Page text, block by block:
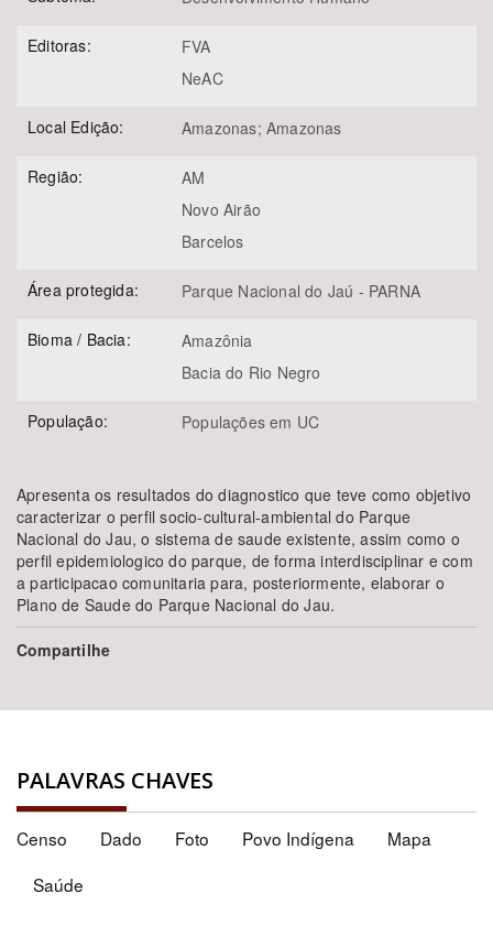
Editoras:
FVA
NeAC
Local Edição: Amazonas; Amazonas
Região:
AM
Novo Airão
Barcelos
Área protegida: Parque Nacional do Jaú - PARNA
Bioma / Bacia:
Amazônia
Bacia do Rio Negro
População: Populações em UC
Apresenta os resultados do diagnostico que teve como objetivo
caracterizar o perfil socio-cultural-ambiental do Parque
Nacional do Jau, o sistema de saude existente, assim como o
perfil epidemiologico do parque, de forma interdisciplinar e com
a participacao comunitaria para, posteriormente, elaborar o
Plano de Saude do Parque Nacional do Jau.
Compartilhe
PALAVRAS CHAVES
Censo Dado Foto Povo Indígena
Mapa
Saúde